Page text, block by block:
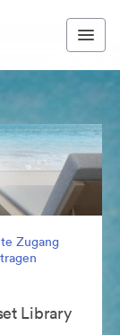
Zugang
Library